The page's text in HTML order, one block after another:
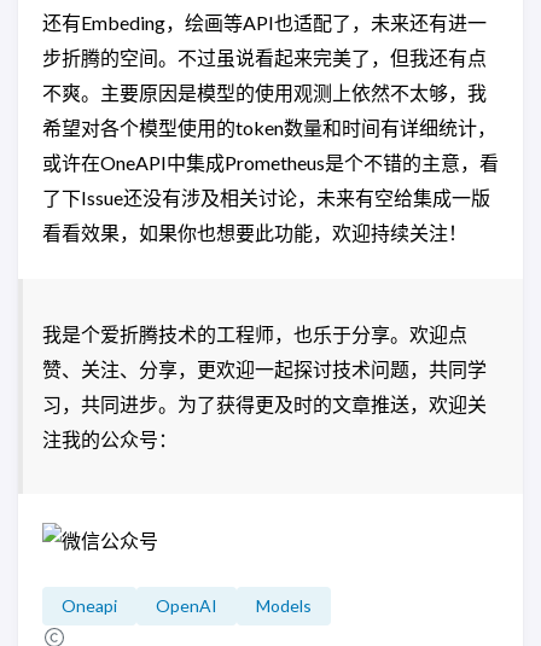
还有Embeding，绘画等API也适配了，未来还有进一
步折腾的空间。不过虽说看起来完美了，但我还有点
不爽。主要原因是模型的使用观测上依然不太够，我
希望对各个模型使用的token数量和时间有详细统计，
或许在OneAPI中集成Prometheus是个不错的主意，看
了下Issue还没有涉及相关讨论，未来有空给集成一版
看看效果，如果你也想要此功能，欢迎持续关注！
我是个爱折腾技术的工程师，也乐于分享。欢迎点
赞、关注、分享，更欢迎一起探讨技术问题，共同学
习，共同进步。为了获得更及时的文章推送，欢迎关
注我的公众号：
Oneapi OpenAI Models